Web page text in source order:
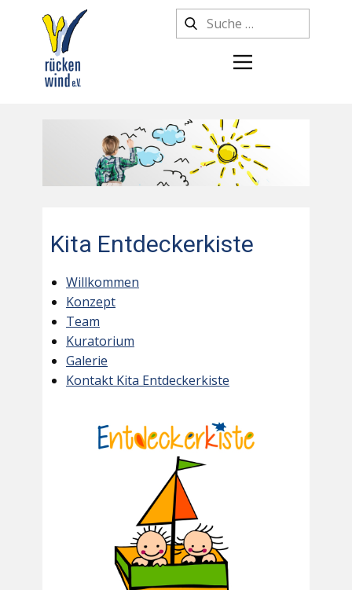
Kita Entdeckerkiste
Willkommen
Konzept
Team
Kuratorium
Galerie
Kontakt Kita Entdeckerkiste